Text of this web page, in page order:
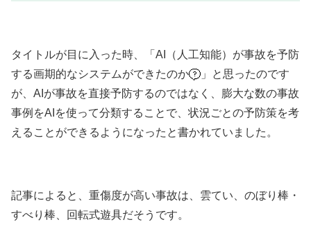
タイトルが目に入った時、「AI（人工知能）が事故を予防
する画期的なシステムができたのか
」と思ったのです
が、AIが事故を直接予防するのではなく、膨大な数の事故
事例をAIを使って分類することで、状況ごとの予防策を考
えることができるようになったと書かれていました。
記事によると、重傷度が高い事故は、雲てい、のぼり棒・
すべり棒、回転式遊具だそうです。